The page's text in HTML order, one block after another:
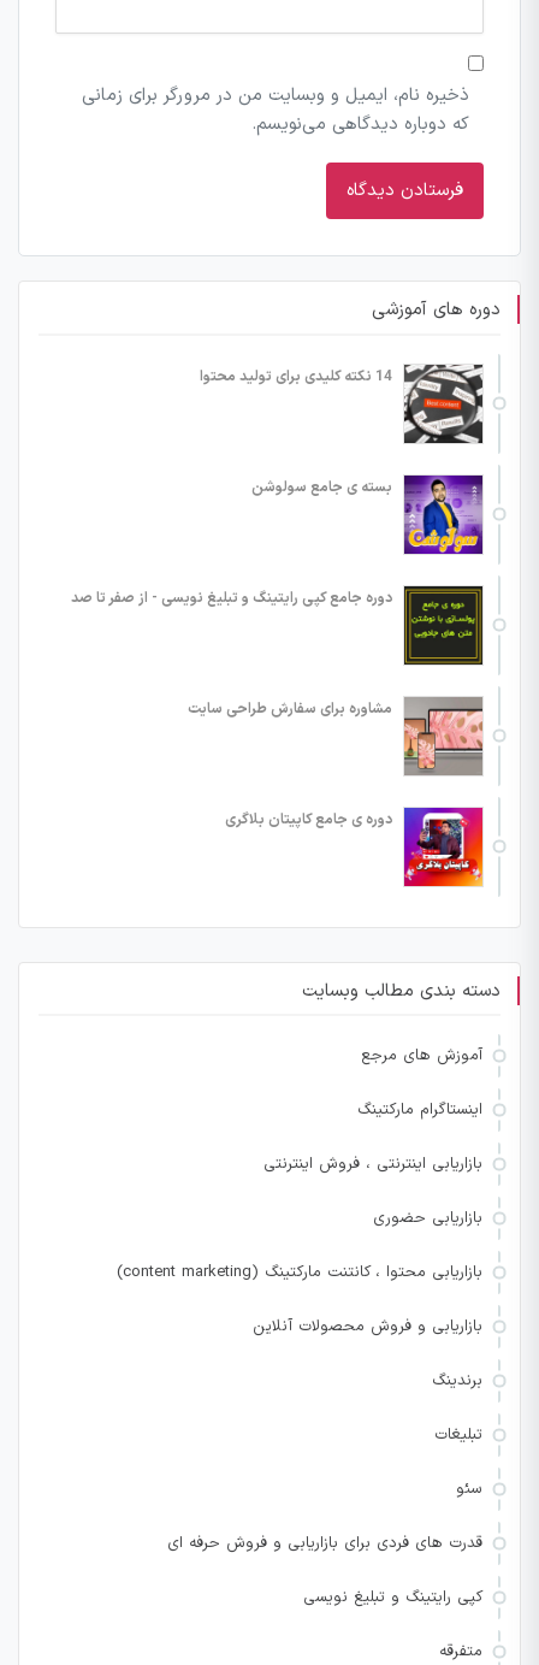
ذخیره نام، ایمیل و وبسایت من در مرورگر برای زمانی
که دوباره دیدگاهی می‌نویسم.
دوره های آموزشی
14 نکته کلیدی برای تولید محتوا
بسته ی جامع سولوشن
دوره جامع کپی رایتینگ و تبلیغ نویسی - از صفر تا صد
مشاوره برای سفارش طراحی سایت
دوره ی جامع کاپیتان بلاگری
دسته بندی مطالب وبسایت
آموزش های مرجع
اینستاگرام مارکتینگ
بازاریابی اینترنتی ، فروش اینترنتی
بازاریابی حضوری
بازاریابی محتوا ، کانتنت مارکتینگ (content marketing)
بازاریابی و فروش محصولات آنلاین
برندینگ
تبلیغات
سئو
قدرت های فردی برای بازاریابی و فروش حرفه ای
کپی رایتینگ و تبلیغ نویسی
متفرقه